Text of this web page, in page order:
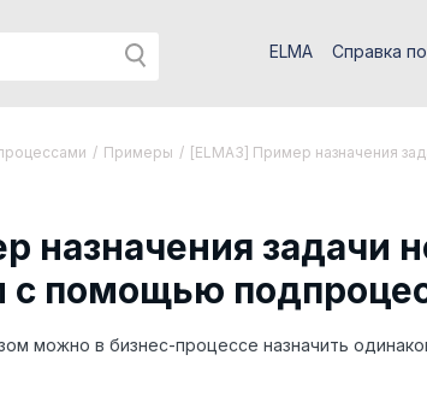
ELMA Справка по
/ Примеры / [ELMA3] Пример назначения
назначения задачи
с помощью
можно в бизнес-процессе назначить